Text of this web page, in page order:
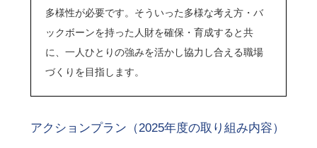
多様性が必要です。そういった多様な考え方・バ
ックボーンを持った人財を確保・育成すると共
に、一人ひとりの強みを活かし協力し合える職場
づくりを目指します。
アクションプラン（2025年度の取り組み内容）